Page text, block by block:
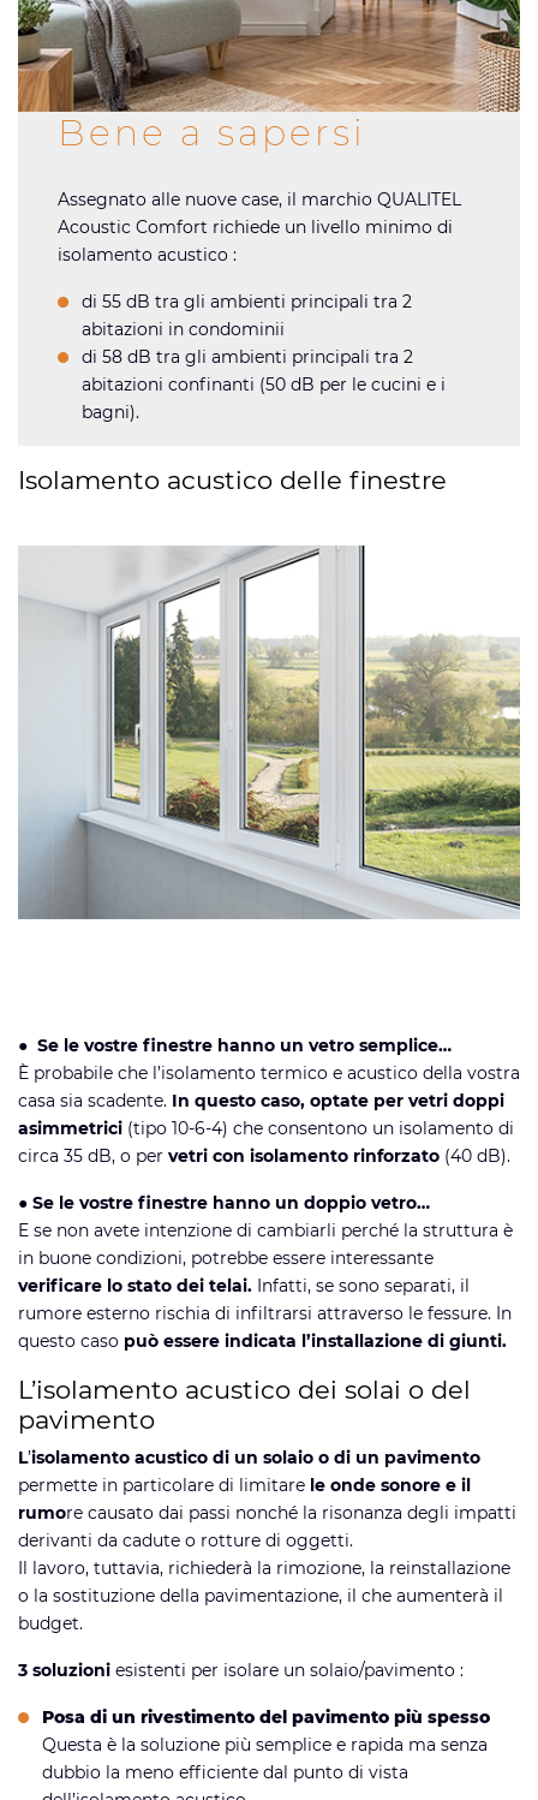
Bene a sapersi
Assegnato alle nuove case, il marchio QUALITEL
Acoustic Comfort richiede un livello minimo di
isolamento acustico :
di 55 dB tra gli ambienti principali tra 2
abitazioni in condominii
di 58 dB tra gli ambienti principali tra 2
abitazioni confinanti (50 dB per le cucini e i
bagni).
Isolamento acustico delle finestre
● Se le vostre finestre hanno un vetro semplice…
È probabile che l’isolamento termico e acustico della vostra
casa sia scadente. In questo caso, optate per vetri doppi
asimmetrici (tipo 10-6-4) che consentono un isolamento di
circa 35 dB, o per vetri con isolamento rinforzato (40 dB).
● Se le vostre finestre hanno un doppio vetro…
E se non avete intenzione di cambiarli perché la struttura è
in buone condizioni, potrebbe essere interessante
verificare lo stato dei telai. Infatti, se sono separati, il
rumore esterno rischia di infiltrarsi attraverso le fessure. In
questo caso può essere indicata l’installazione di giunti.
L’isolamento acustico dei solai o del
pavimento
L’isolamento acustico di un solaio o di un pavimento
permette in particolare di limitare le onde sonore e il
rumore causato dai passi nonché la risonanza degli impatti
derivanti da cadute o rotture di oggetti.
Il lavoro, tuttavia, richiederà la rimozione, la reinstallazione
o la sostituzione della pavimentazione, il che aumenterà il
budget.
3 soluzioni esistenti per isolare un solaio/pavimento :
Posa di un rivestimento del pavimento più spesso
Questa è la soluzione più semplice e rapida ma senza
dubbio la meno efficiente dal punto di vista